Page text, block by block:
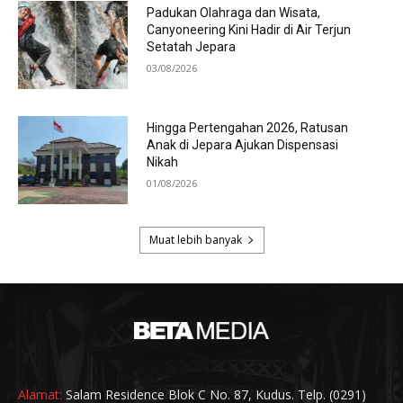
Alamat: Salam Residence Blok C No. 87, Kudus. Telp. (0291)